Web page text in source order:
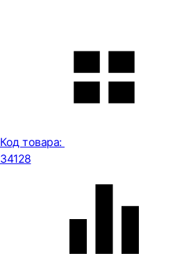
Код товара:
34128